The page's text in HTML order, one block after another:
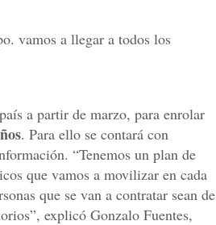
vamos a llegar a todos los
a partir de marzo, para enrolar
. Para ello se contará con
“Tenemos un plan de
que vamos a movilizar en cada
que se van a contratar sean de
explicó Gonzalo Fuentes,